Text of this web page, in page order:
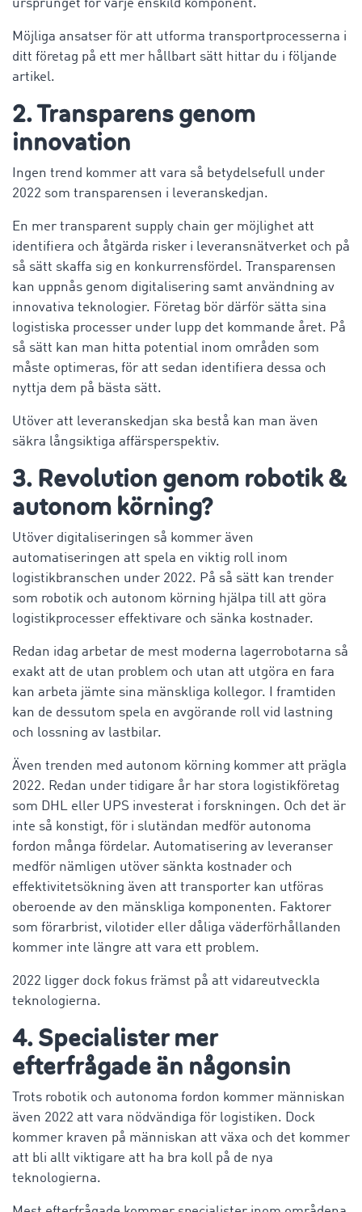
ursprunget för varje enskild komponent.
Möjliga ansatser för att utforma transportprocesserna i
ditt företag på ett mer hållbart sätt hittar du i följande
artikel.
2. Transparens genom
innovation
Ingen trend kommer att vara så betydelsefull under
2022 som transparensen i leveranskedjan.
En mer transparent supply chain ger möjlighet att
identifiera och åtgärda risker i leveransnätverket och på
så sätt skaffa sig en konkurrensfördel. Transparensen
kan uppnås genom digitalisering samt användning av
innovativa teknologier. Företag bör därför sätta sina
logistiska processer under lupp det kommande året. På
så sätt kan man hitta potential inom områden som
måste optimeras, för att sedan identifiera dessa och
nyttja dem på bästa sätt.
Utöver att leveranskedjan ska bestå kan man även
säkra långsiktiga affärsperspektiv.
3. Revolution genom robotik &
autonom körning?
Utöver digitaliseringen så kommer även
automatiseringen att spela en viktig roll inom
logistikbranschen under 2022. På så sätt kan trender
som robotik och autonom körning hjälpa till att göra
logistikprocesser effektivare och sänka kostnader.
Redan idag arbetar de mest moderna lagerrobotarna så
exakt att de utan problem och utan att utgöra en fara
kan arbeta jämte sina mänskliga kollegor. I framtiden
kan de dessutom spela en avgörande roll vid lastning
och lossning av lastbilar.
Även trenden med autonom körning kommer att prägla
2022. Redan under tidigare år har stora logistikföretag
som DHL eller UPS investerat i forskningen. Och det är
inte så konstigt, för i slutändan medför autonoma
fordon många fördelar. Automatisering av leveranser
medför nämligen utöver sänkta kostnader och
effektivitetsökning även att transporter kan utföras
oberoende av den mänskliga komponenten. Faktorer
som förarbrist, vilotider eller dåliga väderförhållanden
kommer inte längre att vara ett problem.
2022 ligger dock fokus främst på att vidareutveckla
teknologierna.
4. Specialister mer
efterfrågade än någonsin
Trots robotik och autonoma fordon kommer människan
även 2022 att vara nödvändiga för logistiken. Dock
kommer kraven på människan att växa och det kommer
att bli allt viktigare att ha bra koll på de nya
teknologierna.